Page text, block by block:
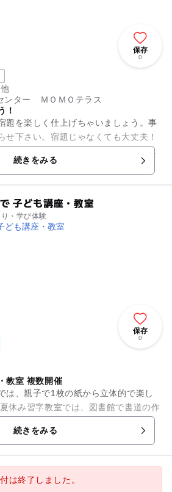
保存
0
ンター ＭＯＭＯテラス
！
題を楽しく仕上げちゃいましょう。事
せ下さい。宿題じゃなくても大丈夫！
書きたい！」「正しい鉛筆の持ち方・
、ご...
続きをみる
子ども講座・教室
・学び体験
保存
0
教室 複数開催
は、親子で1枚の紙から立体的で楽し
休み習字教室では、図書館で書道の作
ほか、読書感想文の書き方教室、マネ
...続きをみる
は終了しました。